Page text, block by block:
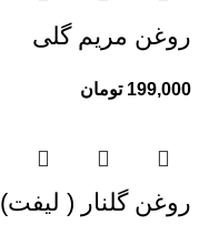
روغن مریم گلی
199,000 تومان
روغن گلنار ( لیفت) ۶۰ میل